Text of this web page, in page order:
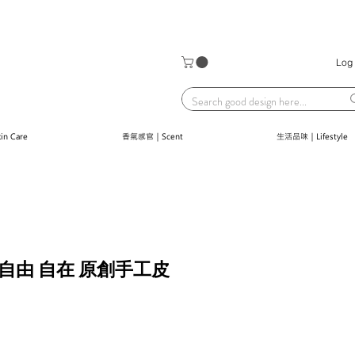
Log
Care 香氣感官｜Scent 生活品味｜Lifestyle
由 自在 原創手工皮